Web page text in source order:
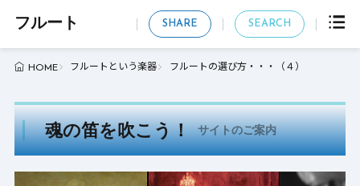
フルート SHARE SEARCH
HOME フルートという楽器 フルートの選び方・・・（４）
魂の笛を吹こう！ サイトのご案内